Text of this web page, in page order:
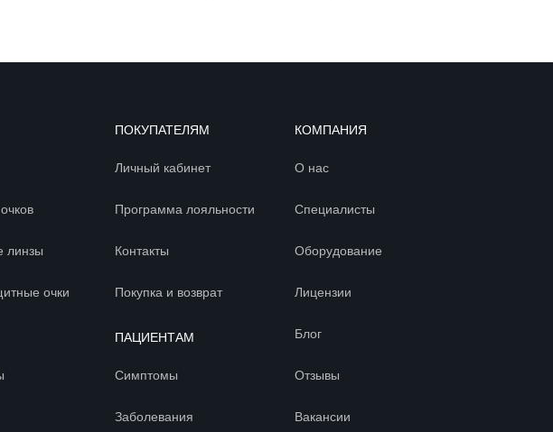
линзы
очки
ПОКУПАТЕЛЯМ
Личный кабинет
Программа лояльности
Контакты
Покупка и возврат
ПАЦИЕНТАМ
Симптомы
Заболевания
КОМПАНИЯ
О нас
Специалисты
Оборудование
Лицензии
Блог
Отзывы
Вакансии